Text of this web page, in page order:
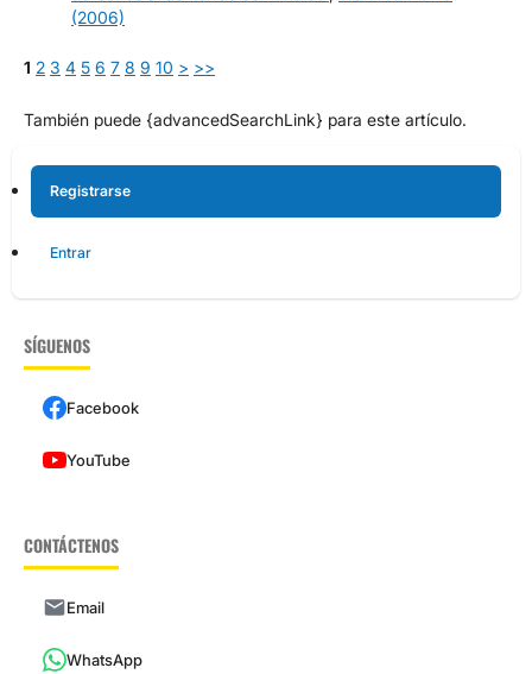
(2006)
1 2 3 4 5 6 7 8 9 10 > >>
También puede {advancedSearchLink} para este artículo.
Registrarse
Entrar
SÍGUENOS
Facebook
YouTube
CONTÁCTENOS
Email
WhatsApp